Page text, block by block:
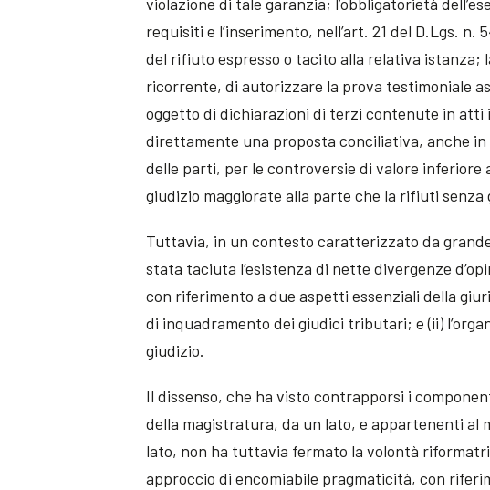
requisiti e l’inserimento, nell’art. 21 del D.Lgs. n.
del rifiuto espresso o tacito alla relativa istanza;
ricorrente, di autorizzare la prova testimoniale
oggetto di dichiarazioni di terzi contenute in
direttamente una proposta conciliativa, anche
delle parti, per le controversie di valore inferiore
giudizio maggiorate alla parte che la rifiuti
Tuttavia, in un contesto caratterizzato da
stata taciuta l’esistenza di nette divergenze
con riferimento a due aspetti essenziali della
di inquadramento dei giudici tributari; e (ii)
giudizio.
Il dissenso, che ha visto contrapporsi i
della magistratura, da un lato, e appartenenti al
lato, non ha tuttavia fermato la volontà
approccio di encomiabile pragmaticità, con